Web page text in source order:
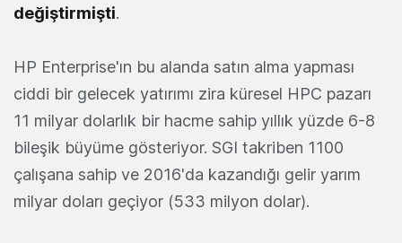
değiştirmişti.
HP Enterprise'ın bu alanda satın alma yapması
ciddi bir gelecek yatırımı zira küresel HPC pazarı
11 milyar dolarlık bir hacme sahip yıllık yüzde 6-8
bileşik büyüme gösteriyor. SGI takriben 1100
çalışana sahip ve 2016'da kazandığı gelir yarım
milyar doları geçiyor (533 milyon dolar).